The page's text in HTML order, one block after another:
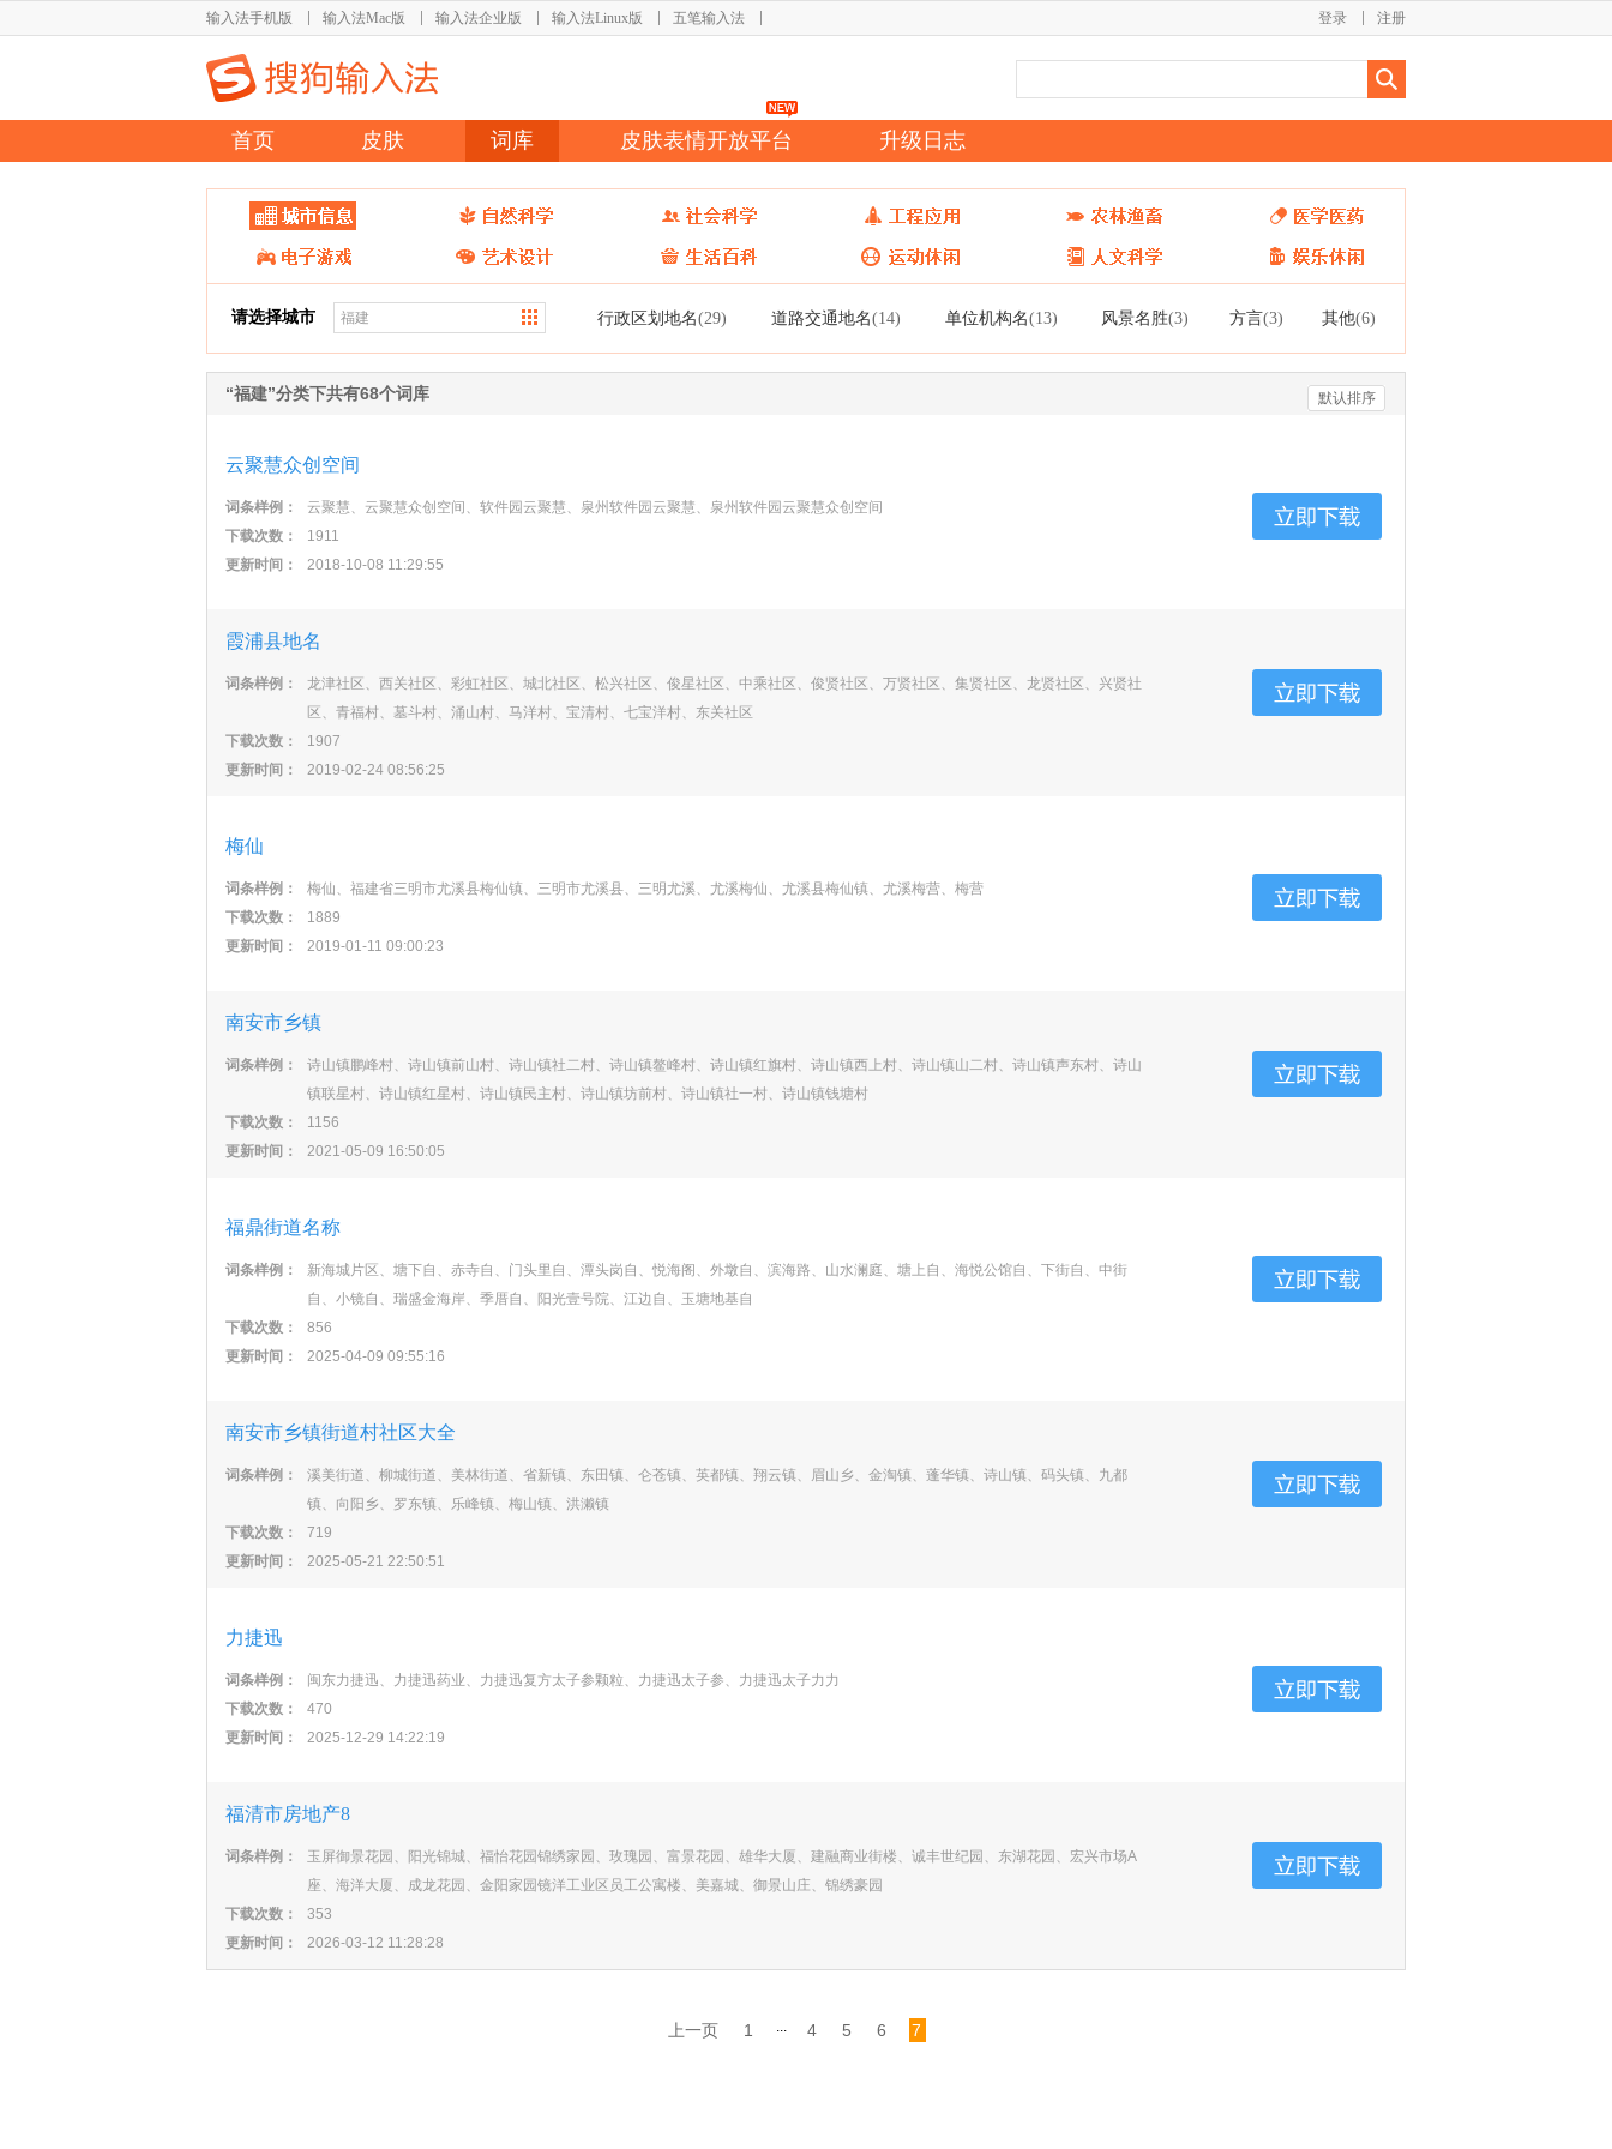
输入法手机版 输入法Mac版 输入法企业版 输入法Linux版 五笔输入法 注册
登录
首页 皮肤 词库 皮肤表情开放平台 升级日志
请选择城市 行政区划地名(29) 道路交通地名(14) 单位机构名(13) 风景名胜(3) 方言(3) 其他(6)
“福建”分类下共有68个词库 默认排序
云聚慧众创空间
词条样例：
云聚慧、云聚慧众创空间、软件园云聚慧、泉州软件园云聚慧、泉州软件园云聚慧众创空间
下载次数：
1911
更新时间：
2018-10-08 11:29:55
霞浦县地名
词条样例：
龙津社区、西关社区、彩虹社区、城北社区、松兴社区、俊星社区、中乘社区、俊贤社区、万贤社区、集贤社区、龙贤社区、兴贤社
区、青福村、墓斗村、涌山村、马洋村、宝清村、七宝洋村、东关社区
下载次数：
1907
更新时间：
2019-02-24 08:56:25
梅仙
词条样例：
梅仙、福建省三明市尤溪县梅仙镇、三明市尤溪县、三明尤溪、尤溪梅仙、尤溪县梅仙镇、尤溪梅营、梅营
下载次数：
1889
更新时间：
2019-01-11 09:00:23
南安市乡镇
词条样例：
诗山镇鹏峰村、诗山镇前山村、诗山镇社二村、诗山镇鳌峰村、诗山镇红旗村、诗山镇西上村、诗山镇山二村、诗山镇声东村、诗山
镇联星村、诗山镇红星村、诗山镇民主村、诗山镇坊前村、诗山镇社一村、诗山镇钱塘村
下载次数：
1156
更新时间：
2021-05-09 16:50:05
福鼎街道名称
词条样例：
新海城片区、塘下自、赤寺自、门头里自、潭头岗自、悦海阁、外墩自、滨海路、山水澜庭、塘上自、海悦公馆自、下街自、中街
自、小镜自、瑞盛金海岸、季厝自、阳光壹号院、江边自、玉塘地基自
下载次数：
856
更新时间：
2025-04-09 09:55:16
南安市乡镇街道村社区大全
词条样例：
溪美街道、柳城街道、美林街道、省新镇、东田镇、仑苍镇、英都镇、翔云镇、眉山乡、金淘镇、蓬华镇、诗山镇、码头镇、九都
镇、向阳乡、罗东镇、乐峰镇、梅山镇、洪濑镇
下载次数：
719
更新时间：
2025-05-21 22:50:51
力捷迅
词条样例：
闽东力捷迅、力捷迅药业、力捷迅复方太子参颗粒、力捷迅太子参、力捷迅太子力力
下载次数：
470
更新时间：
2025-12-29 14:22:19
福清市房地产8
词条样例：
玉屏御景花园、阳光锦城、福怡花园锦绣家园、玫瑰园、富景花园、雄华大厦、建融商业街楼、诚丰世纪园、东湖花园、宏兴市场A
座、海洋大厦、成龙花园、金阳家园镜洋工业区员工公寓楼、美嘉城、御景山庄、锦绣豪园
下载次数：
353
更新时间：
2026-03-12 11:28:28
上一页 1 ... 4 5 6 7